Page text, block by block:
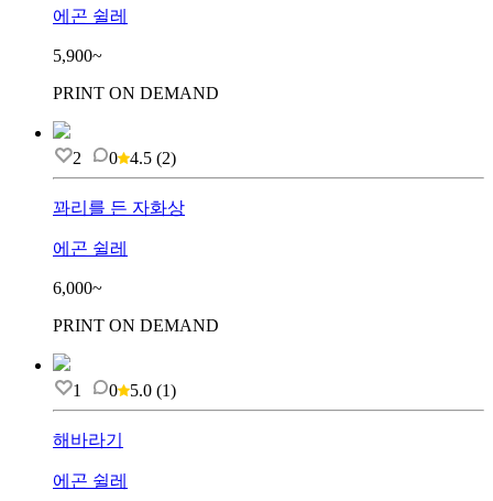
에곤 쉴레
5,900~
PRINT ON DEMAND
2 0 4.5 (2)
꽈리를 든 자화상
에곤 쉴레
6,000~
PRINT ON DEMAND
1 0 5.0 (1)
해바라기
에곤 쉴레